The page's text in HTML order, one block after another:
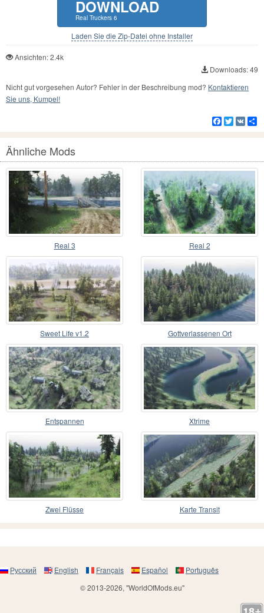
DOWNLOAD
Real Truckers 6
Laden Sie die Zip-Datei ohne Installer
Ansichten: 2.4k
Downloads: 49
Nicht gut vorgesehen Autor? Fehler in der Beschreibung mod? Kontaktieren
Sie uns, Kumpel!
Facebook
Twitter
VK
Ähnliche Mods
Real 3 Real 2
Sweet Life v1.2 Gottverlassenen Ort
Entspannen Xtrime
Zwei Flüsse Karte Transit
Русский English Français Español
Português
© 2013-2026, "WorldOfMods.eu"